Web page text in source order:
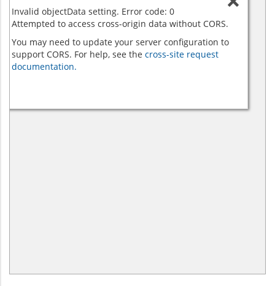
Invalid objectData setting. Error code: 0
Attempted to access cross-origin data without CORS.
You may need to update your server configuration to
support CORS. For help, see the cross-site request
documentation.